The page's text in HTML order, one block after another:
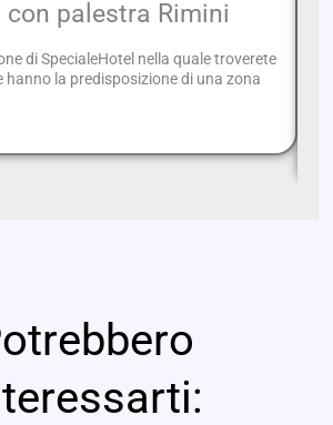
con palestra Rimini
di SpecialeHotel nella quale troverete
hanno la predisposizione di una zona